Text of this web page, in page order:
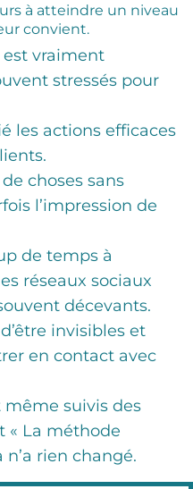
à atteindre un niveau
convient.
vraiment
stressés pour
les actions efficaces
choses sans
l’impression de
de temps à
réseaux sociaux
décevants.
invisibles et
en contact avec
suivis des
« La méthode
rien changé.